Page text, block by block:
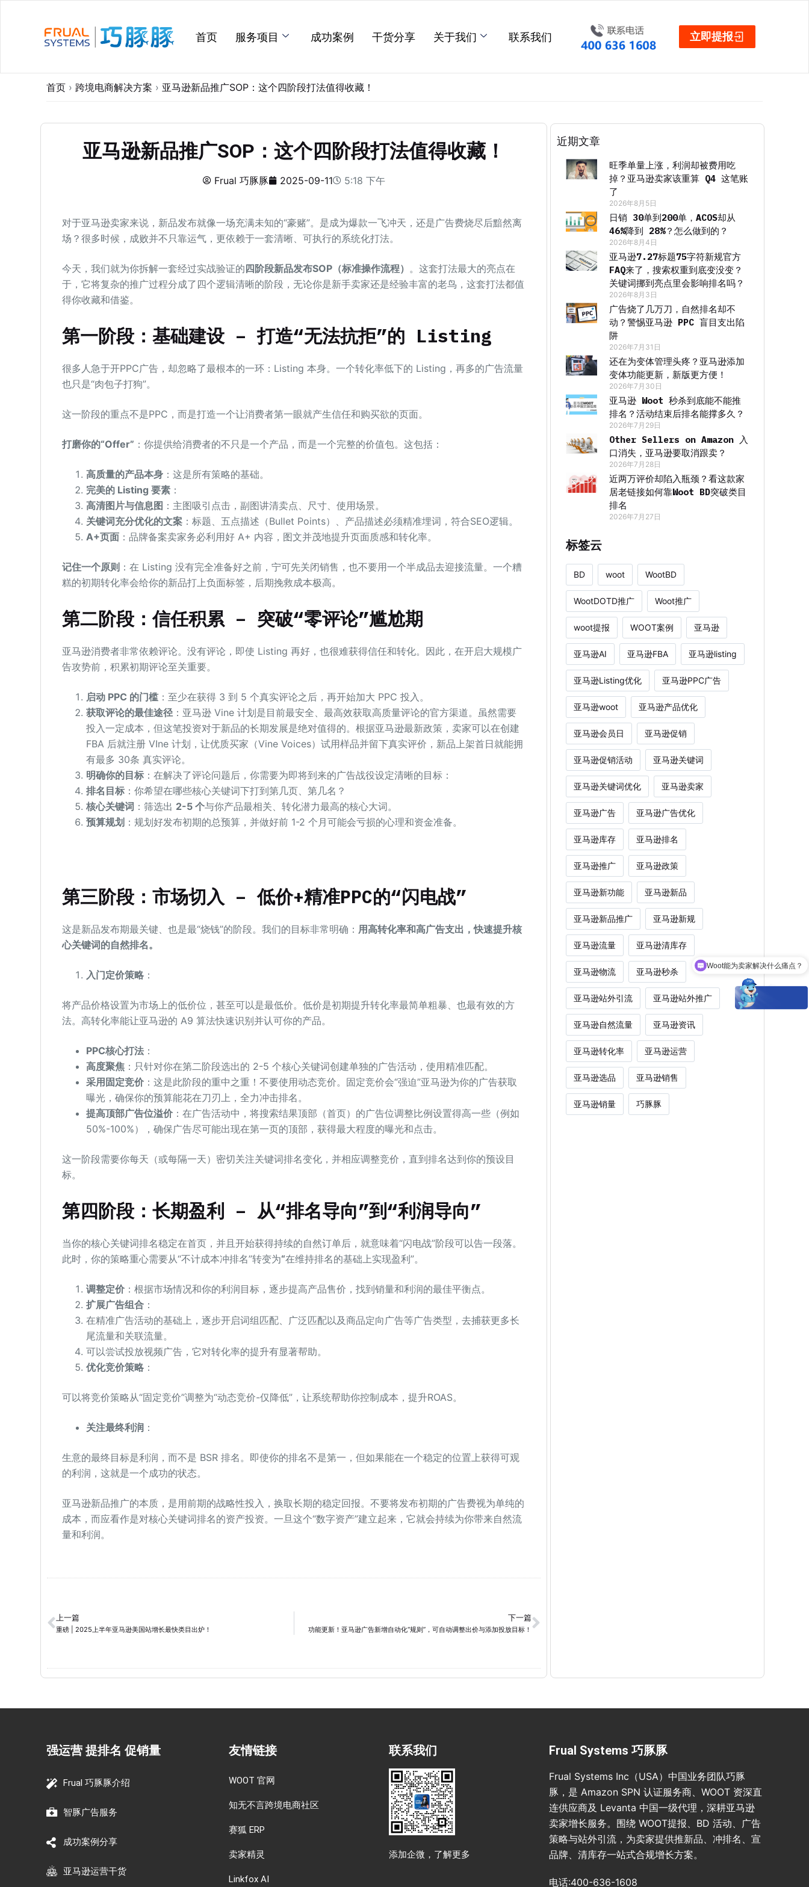
首页 服务项目 成功案例 干货分享 关于我们 联系我们 立即提报
首页 › 跨境电商解决方案 › 亚马逊新品推广SOP：这个四阶段打法值得收藏！
亚马逊新品推广SOP：这个四阶段打法值得收藏！
Frual 巧豚豚 2025-09-11 5:18 下午
对于亚马逊卖家来说，新品发布就像一场充满未知的“豪赌”。是成为爆款一飞冲天，还是广告费烧尽后黯然离
场？很多时候，成败并不只靠运气，更依赖于一套清晰、可执行的系统化打法。
今天，我们就为你拆解一套经过实战验证的四阶段新品发布SOP（标准操作流程） 。这套打法最大的亮点在
于，它将复杂的推广过程分成了四个逻辑清晰的阶段，无论你是新手卖家还是经验丰富的老鸟，这套打法都值
得你收藏和借鉴。
第一阶段：基础建设 – 打造“无法抗拒”的 Listing
很多人急于开PPC广告，却忽略了最根本的一环：Listing 本身。一个转化率低下的 Listing，再多的广告流量
也只是“肉包子打狗”。
这一阶段的重点不是PPC，而是打造一个让消费者第一眼就产生信任和购买欲的页面。
打磨你的“Offer” ：你提供给消费者的不只是一个产品，而是一个完整的价值包。这包括：
高质量的产品本身：这是所有策略的基础。
完美的 Listing 要素：
高清图片与信息图 ：主图吸引点击，副图讲清卖点、尺寸、使用场景。
关键词充分优化的文案：标题、五点描述（Bullet Points）、产品描述必须精准埋词，符合SEO逻辑。
A+页面：品牌备案卖家务必利用好 A+ 内容，图文并茂地提升页面质感和转化率。
记住一个原则 ：在 Listing 没有完全准备好之前，宁可先关闭销售，也不要用一个半成品去迎接流量。一个糟
糕的初期转化率会给你的新品打上负面标签，后期挽救成本极高。
第二阶段：信任积累 – 突破“零评论”尴尬期
亚马逊消费者非常依赖评论。没有评论，即使 Listing 再好，也很难获得信任和转化。因此，在开启大规模广
告攻势前，积累初期评论至关重要。
启动 PPC 的门槛：至少在获得 3 到 5 个真实评论之后，再开始加大 PPC 投入。
获取评论的最佳途径：亚马逊 Vine 计划是目前最安全、最高效获取高质量评论的官方渠道。虽然需要
投入一定成本，但这笔投资对于新品的长期发展是绝对值得的。根据亚马逊最新政策，卖家可以在创建
FBA 后就注册 VIne 计划，让优质买家（Vine Voices）试用样品并留下真实评价，新品上架首日就能拥
有最多 30条 真实评论。
明确你的目标：在解决了评论问题后，你需要为即将到来的广告战役设定清晰的目标：
排名目标：你希望在哪些核心关键词下打到第几页、第几名？
核心关键词 ：筛选出 2-5 个与你产品最相关、转化潜力最高的核心大词。
预算规划 ：规划好发布初期的总预算，并做好前 1-2 个月可能会亏损的心理和资金准备。
第三阶段：市场切入 – 低价+精准PPC的“闪电战”
这是新品发布期最关键、也是最“烧钱”的阶段。我们的目标非常明确： 用高转化率和高广告支出，快速提升核
心关键词的自然排名。
入门定价策略：
将产品价格设置为市场上的低价位，甚至可以是最低价。低价是初期提升转化率最简单粗暴、也最有效的方
法。高转化率能让亚马逊的 A9 算法快速识别并认可你的产品。
PPC核心打法：
高度聚焦：只针对你在第二阶段选出的 2-5 个核心关键词创建单独的广告活动，使用精准匹配。
采用固定竞价：这是此阶段的重中之重！不要使用动态竞价。固定竞价会“强迫”亚马逊为你的广告获取
曝光，确保你的预算能花在刀刃上，全力冲击排名。
提高顶部广告位溢价：在广告活动中，将搜索结果顶部（首页）的广告位调整比例设置得高一些（例如
50%-100%），确保广告尽可能出现在第一页的顶部，获得最大程度的曝光和点击。
这一阶段需要你每天（或每隔一天）密切关注关键词排名变化，并相应调整竞价，直到排名达到你的预设目
标。
第四阶段：长期盈利 – 从“排名导向”到“利润导向”
当你的核心关键词排名稳定在首页，并且开始获得持续的自然订单后，就意味着“闪电战”阶段可以告一段落。
此时，你的策略重心需要从“不计成本冲排名”转变为“在维持排名的基础上实现盈利”。
调整定价：根据市场情况和你的利润目标，逐步提高产品售价，找到销量和利润的最佳平衡点。
扩展广告组合：
在精准广告活动的基础上，逐步开启词组匹配、广泛匹配以及商品定向广告等广告类型，去捕获更多长
尾流量和关联流量。
可以尝试投放视频广告，它对转化率的提升有显著帮助。
优化竞价策略：
可以将竞价策略从“固定竞价”调整为“动态竞价-仅降低”，让系统帮助你控制成本，提升ROAS。
关注最终利润 ：
生意的最终目标是利润，而不是 BSR 排名。即使你的排名不是第一，但如果能在一个稳定的位置上获得可观
的利润，这就是一个成功的状态。
亚马逊新品推广的本质，是用前期的战略性投入，换取长期的稳定回报。不要将发布初期的广告费视为单纯的
成本，而应看作是对核心关键词排名的资产投资。一旦这个“数字资产”建立起来，它就会持续为你带来自然流
量和利润。
上一篇
重磅 | 2025上半年亚马逊美国站增长最快类目出炉！
下一篇
功能更新！亚马逊广告新增自动化“规则”，可自动调整出价与添加投放目标！
近期文章
旺季单量上涨，利润却被费用吃
掉？亚马逊卖家该重算 Q4 这笔账
了
2026年8月5日
日销 30单到200单，ACOS却从
46%降到 28%？怎么做到的？
2026年8月4日
亚马逊7.27标题75字符新规官方
FAQ来了，搜索权重到底变没变？
关键词挪到亮点里会影响排名吗？
2026年8月3日
广告烧了几万刀，自然排名却不
动？警惕亚马逊 PPC 盲目支出陷
阱
2026年7月31日
还在为变体管理头疼？亚马逊添加
变体功能更新，新版更方便！
2026年7月30日
亚马逊 Woot 秒杀到底能不能推
排名？活动结束后排名能撑多久？
2026年7月29日
Other Sellers on Amazon 入
口消失，亚马逊要取消跟卖？
2026年7月28日
近两万评价却陷入瓶颈？看这款家
居老链接如何靠Woot BD突破类目
排名
2026年7月27日
标签云
BD woot WootBD
WootDOTD推广 Woot推广
woot提报 WOOT案例 亚马逊
亚马逊AI 亚马逊FBA 亚马逊listing
亚马逊Listing优化 亚马逊PPC广告
亚马逊woot 亚马逊产品优化
亚马逊会员日 亚马逊促销
亚马逊促销活动 亚马逊关键词
亚马逊关键词优化 亚马逊卖家
亚马逊广告 亚马逊广告优化
亚马逊库存 亚马逊排名
亚马逊推广 亚马逊政策
亚马逊新功能 亚马逊新品
亚马逊新品推广 亚马逊新规
亚马逊流量 亚马逊清库存
亚马逊物流 亚马逊秒杀
亚马逊站外引流 亚马逊站外推广
亚马逊自然流量 亚马逊资讯
亚马逊转化率 亚马逊运营
亚马逊选品 亚马逊销售
亚马逊销量 巧豚豚
强运营 提排名 促销量
Frual 巧豚豚介绍
智豚广告服务
成功案例分享
亚马逊运营干货
友情链接
WOOT 官网
知无不言跨境电商社区
赛狐 ERP
卖家精灵
Linkfox AI
联系我们
添加企微，了解更多
Frual Systems 巧豚豚
Frual Systems Inc（USA）中国业务团队巧豚
豚，是 Amazon SPN 认证服务商、WOOT 资深直
连供应商及 Levanta 中国一级代理，深耕亚马逊
卖家增长服务。围绕 WOOT提报、BD 活动、广告
策略与站外引流，为卖家提供推新品、冲排名、宣
品牌、清库存一站式合规增长方案。
电话:400-636-1608
Woot能为卖家解决什么痛点？